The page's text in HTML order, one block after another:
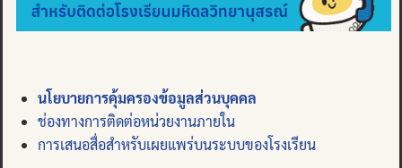
นโยบายการคุ้มครองข้อมูลส่วนบุคคล
ช่องทางการติดต่อหน่วยงานภายใน
การเสนอสื่อสำหรับเผยแพร่บนระบบของโรงเรียน